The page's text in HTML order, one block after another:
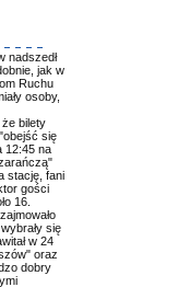
nadszedł
jak w
Ruchu
osoby,
bilety
się
12:45 na
stację, fani
gości
16.
się
w 24
oraz
dobry